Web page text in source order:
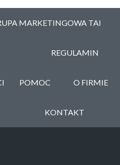
MARKETINGOWA TAI
REGULAMIN
POMOC O FIRMIE
KONTAKT